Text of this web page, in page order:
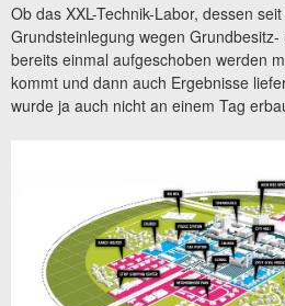
Ob das XXL-Technik-Labor, dessen
Grundsteinlegung wegen
bereits einmal aufgeschoben werden
kommt und dann auch Ergebnisse
wurde ja auch nicht an einem Tag